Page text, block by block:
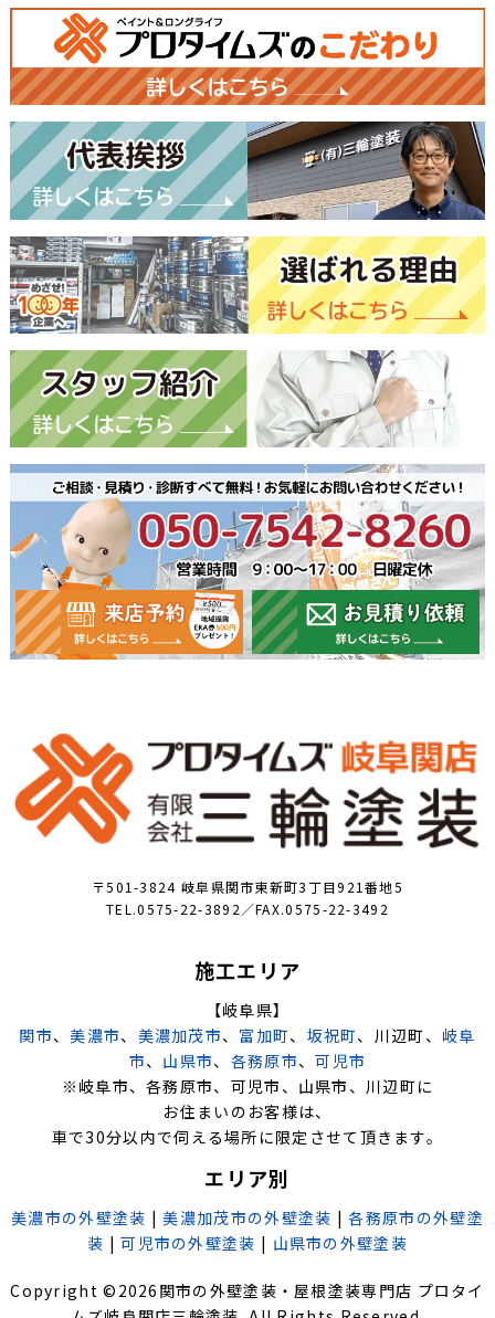
〒501-3824 岐阜県関市東新町3丁目921番地5
TEL.0575-22-3892／FAX.0575-22-3492
施工エリア
【岐阜県】
関市、美濃市、 美濃加茂市、 富加町、 坂祝町、川辺町、 岐阜
市、 山県市、 各務原市、可児市
※岐阜市、各務原市、可児市、山県市、川辺町に
お住まいのお客様は、
車で30分以内で伺える場所に限定させて頂きます。
エリア別
美濃市の外壁塗装 |美濃加茂市の外壁塗装 |各務原市の外壁塗
装 |可児市の外壁塗装 | 山県市の外壁塗装
Copyright © 2026 関市の外壁塗装・屋根塗装専門店 プロタイ